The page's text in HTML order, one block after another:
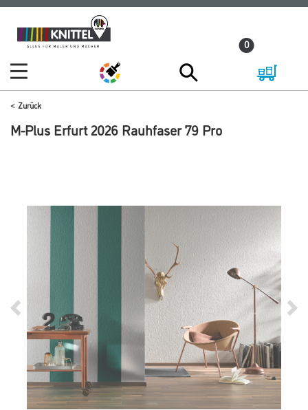
Zum
Inhalt
Zum
Navigationsmenü
0
Zurück
M-Plus Erfurt 2026 Rauhfaser 79 Pro